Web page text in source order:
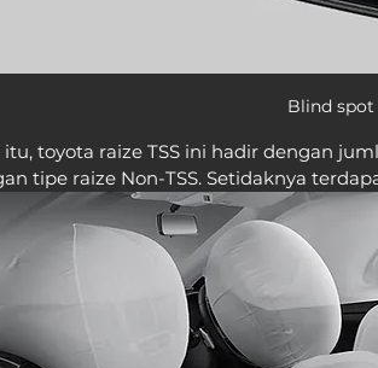
Blind
itu, toyota raize TSS ini hadir dengan
tipe raize Non-TSS. Setidaknya